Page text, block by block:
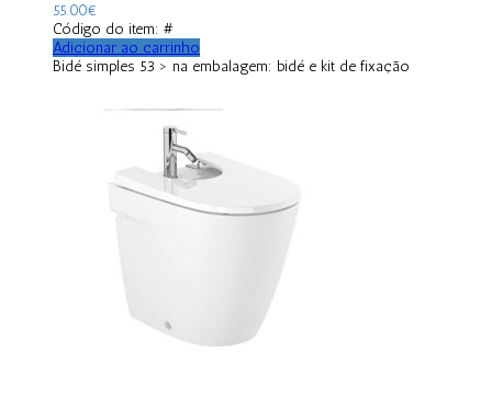
55.00€
Código do item: #
Adicionar ao carrinho
Bidé simples 53 > na embalagem: bidé e kit de fixação